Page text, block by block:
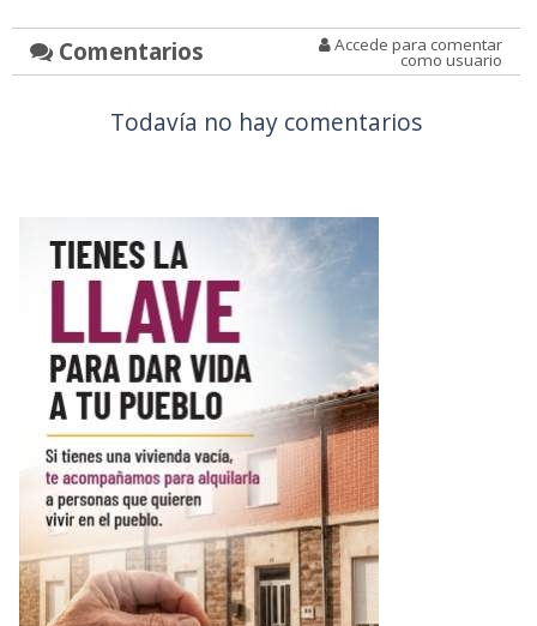
Comentarios Accede para comentar
como usuario
Todavía no hay comentarios